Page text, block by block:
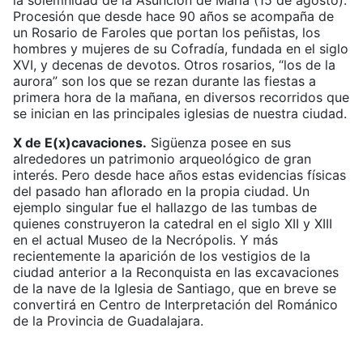
Procesión que desde hace 90 años se acompaña de
un Rosario de Faroles que portan los peñistas, los
hombres y mujeres de su Cofradía, fundada en el siglo
XVI, y decenas de devotos. Otros rosarios, “los de la
aurora” son los que se rezan durante las fiestas a
primera hora de la mañana, en diversos recorridos que
se inician en las principales iglesias de nuestra ciudad.
X de E(x)cavaciones. Sigüenza posee en sus
alrededores un patrimonio arqueológico de gran
interés. Pero desde hace años estas evidencias físicas
del pasado han aflorado en la propia ciudad. Un
ejemplo singular fue el hallazgo de las tumbas de
quienes construyeron la catedral en el siglo XII y XIII
en el actual Museo de la Necrópolis. Y más
recientemente la aparición de los vestigios de la
ciudad anterior a la Reconquista en las excavaciones
de la nave de la Iglesia de Santiago, que en breve se
convertirá en Centro de Interpretación del Románico
de la Provincia de Guadalajara.